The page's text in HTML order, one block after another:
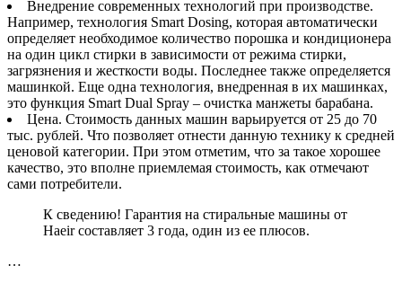
Внедрение современных технологий при производстве.
Например, технология Smart Dosing, которая автоматически
определяет необходимое количество порошка и кондиционера
на один цикл стирки в зависимости от режима стирки,
загрязнения и жесткости воды. Последнее также определяется
машинкой. Еще одна технология, внедренная в их машинках,
это функция Smart Dual Spray – очистка манжеты барабана.
Цена. Стоимость данных машин варьируется от 25 до 70
тыс. рублей. Что позволяет отнести данную технику к средней
ценовой категории. При этом отметим, что за такое хорошее
качество, это вполне приемлемая стоимость, как отмечают
сами потребители.
К сведению! Гарантия на стиральные машины от
Haeir составляет 3 года, один из ее плюсов.
…